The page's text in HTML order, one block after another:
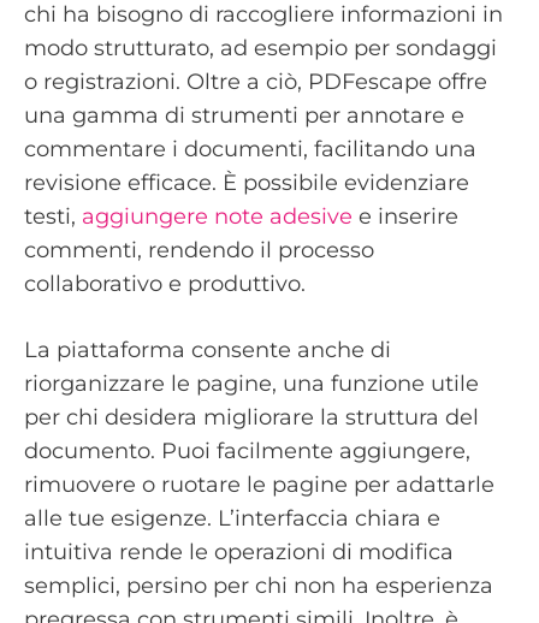
chi ha bisogno di raccogliere informazioni in
modo strutturato, ad esempio per sondaggi
o registrazioni. Oltre a ciò, PDFescape offre
una gamma di strumenti per annotare e
commentare i documenti, facilitando una
revisione efficace. È possibile evidenziare
testi, aggiungere note adesive e inserire
commenti, rendendo il processo
collaborativo e produttivo.
La piattaforma consente anche di
riorganizzare le pagine, una funzione utile
per chi desidera migliorare la struttura del
documento. Puoi facilmente aggiungere,
rimuovere o ruotare le pagine per adattarle
alle tue esigenze. L’interfaccia chiara e
intuitiva rende le operazioni di modifica
semplici, persino per chi non ha esperienza